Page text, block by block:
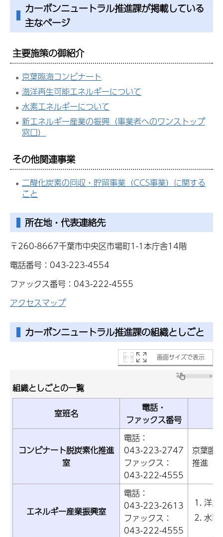
カーボンニュートラル推進課が掲載している
主なページ
主要施策の御紹介
京葉臨海コンビナート
海洋再生可能エネルギーについて
水素エネルギーについて
新エネルギー産業の振興（事業者へのワンストップ
窓口）
その他関連事業
二酸化炭素の回収・貯留事業（CCS事業）に関する
こと
所在地・代表連絡先
〒260-8667千葉市中央区市場町1-1本庁舎14階
電話番号：043-223-4554
ファックス番号：043-222-4555
アクセスマップ
カーボンニュートラル推進課の組織としごと
画面サイズで表示
組織としごとの一覧
室班名
電話・
ファックス番号
コンビナート脱炭素化推進
室
電話：
043-223-2747
ファックス：
043-222-4555
京葉臨
推進
エネルギー産業振興室
電話：
043-223-2613
ファックス：
043-222-4555
洋上
水素